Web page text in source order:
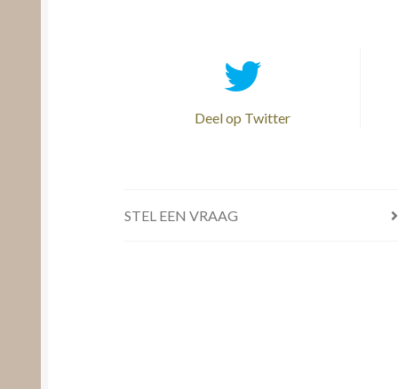
Deel op Twitter
STEL EEN VRAAG